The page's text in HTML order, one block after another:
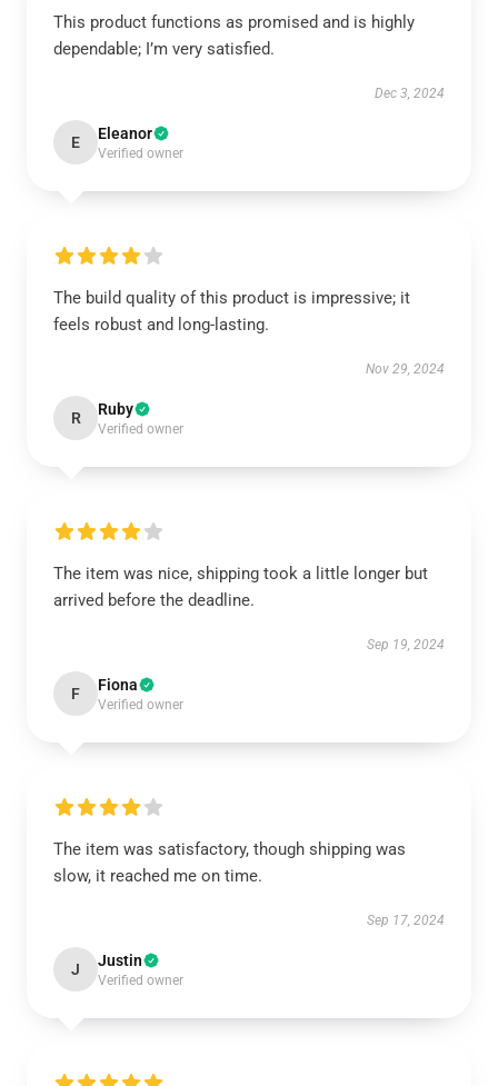
This product functions as promised and is highly
dependable; I’m very satisfied.
Dec 3, 2024
E Eleanor
Verified owner
The build quality of this product is impressive; it
feels robust and long-lasting.
Nov 29, 2024
R Ruby
Verified owner
The item was nice, shipping took a little longer but
arrived before the deadline.
Sep 19, 2024
F Fiona
Verified owner
The item was satisfactory, though shipping was
slow, it reached me on time.
Sep 17, 2024
J Justin
Verified owner